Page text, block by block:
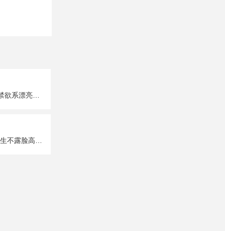
超A超有个性的禁欲系漂亮女生真人头像图片大全
唯美性感部位女生不露脸高清头像图片大全